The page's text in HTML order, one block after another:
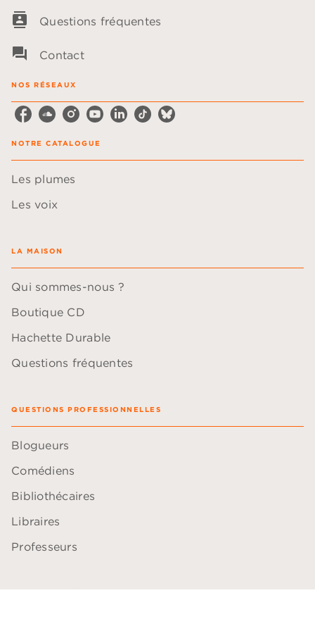
contacts Questions fréquentes
question_answer Contact
NOS RÉSEAUX
NOTRE CATALOGUE
Les plumes
Les voix
LA MAISON
Qui sommes-nous ?
Boutique CD
Hachette Durable
Questions fréquentes
QUESTIONS PROFESSIONNELLES
Blogueurs
Comédiens
Bibliothécaires
Libraires
Professeurs